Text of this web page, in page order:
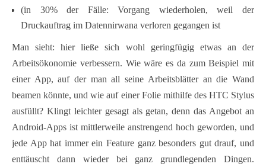
(in 30% der Fälle: Vorgang wiederholen, weil der
Druckauftrag im Datennirwana verloren gegangen ist
Man sieht: hier ließe sich wohl geringfügig etwas an der
Arbeitsökonomie verbessern. Wie wäre es da zum Beispiel mit
einer App, auf der man all seine Arbeitsblätter an die Wand
beamen könnte, und wie auf einer Folie mithilfe des HTC Stylus
ausfüllt? Klingt leichter gesagt als getan, denn das Angebot an
Android-Apps ist mittlerweile anstrengend hoch geworden, und
jede App hat immer ein Feature ganz besonders gut drauf, und
enttäuscht dann wieder bei ganz grundlegenden Dingen.